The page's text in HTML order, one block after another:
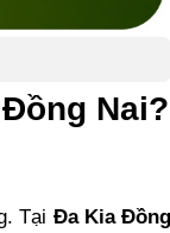
Nai?
Tại Đa Kia Đồng